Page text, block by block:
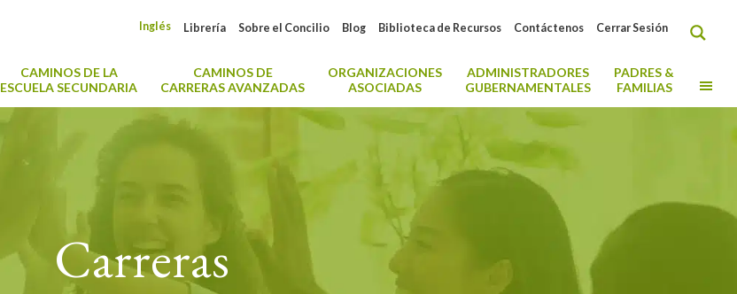
Cerrar Sesión
Contáctenos
Biblioteca de Recursos
Blog
Sobre el Concilio
Librería
Inglés
CAMINOS DE LA
ESCUELA SECUNDARIA
CAMINOS DE
CARRERAS AVANZADAS
ORGANIZACIONES
ASOCIADAS
ADMINISTRADORES
GUBERNAMENTALES
PADRES &
FAMILIAS
Carreras